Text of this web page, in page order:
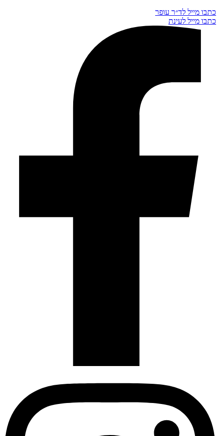
כתבו מייל לד״ר עופר
כתבו מייל לעינת